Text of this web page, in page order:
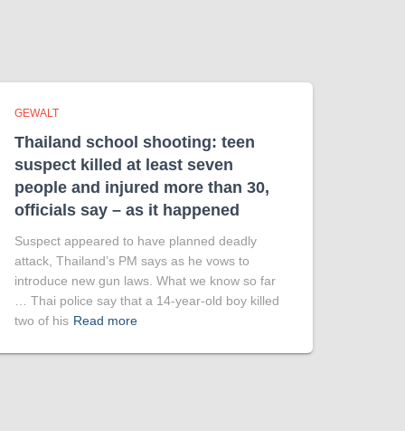
GEWALT
Thailand school shooting: teen
suspect killed at least seven
people and injured more than 30,
officials say – as it happened
Suspect appeared to have planned deadly
attack, Thailand’s PM says as he vows to
introduce new gun laws. What we know so far
… Thai police say that a 14-year-old boy killed
two of his Read more